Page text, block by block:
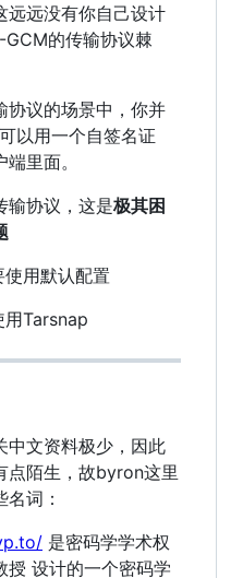
远远没有你自己设计
的传输协议棘
协议的场景中，你并
以用一个自签名证
里面。
输协议，这是极其困
用默认配置
Tarsnap
中文资料极少，因此
点陌生，故byron这里
词：
是密码学学术权
设计的一个密码学